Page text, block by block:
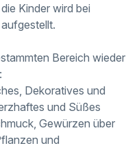
Kinder wird bei
Bereich wieder
Dekoratives und
und Süßes
Gewürzen über
und